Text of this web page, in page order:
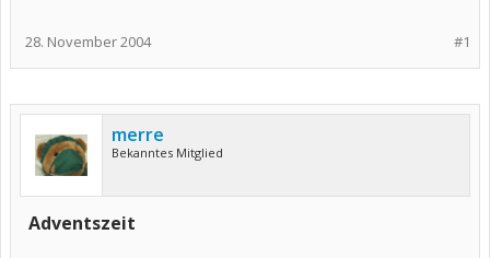
#1
28. November 2004
merre
Bekanntes Mitglied
Adventszeit